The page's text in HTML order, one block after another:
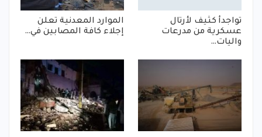
تواجدأ كثيف لأرتال
عسكرية من مدرعات
واليات…
الموارد المعدنية تعلن
إجلاء كافة المصابين في…